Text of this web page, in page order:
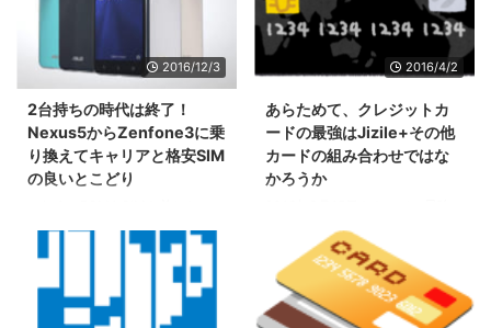
だけでプレゼントをもらえるキャ
同じ保険会社で継続するより別の
ところで新規契約する方が安かっ
たりするんです。 今回は、自動
車保険の更新の時に使える2つの
お得なテクニックを、自分の実例
を交えながらご紹介します。 お
得なテクニック2本柱 それでは早
るお得なテクニックを紹介しま
保険「ポケット保険」という保険
があります。 昨年はDeNAの自転
車の責任保険を契約していました
が、ポケット保険に魅力を感じ、
にしました。 今回はこの保険を
選ぶ決め手となった3つのオスス
メポイントをご紹介します。 個
人賠償責任保険とは？ 個人賠償
偶然な事故で、他人にケガをさせ
てしまったり、他人の物を壊 ...
2016/12/3
2台持ちの時代は終了！
Nexus5からZenfone3に乗
り換えてキャリアと格安SIM
の良いとこどり
Galaxy Nexusと、格安SIMを差
したNexus5の2台持ちで頑張って
きましたが、変革の年2016年
に、ついに1台持ちで自分が納得
できる形で運用できる、夢のよう
2016/4/2
あらためて、クレジットカ
ードの最強はJizile+その他
カードの組み合わせではな
かろうか
還元率2%を誇るカード、『リク
ルートカードプラス』の新規申込
受付が停止されました。 参
考:http://recruit-
card.jp/info/20160304/info02/